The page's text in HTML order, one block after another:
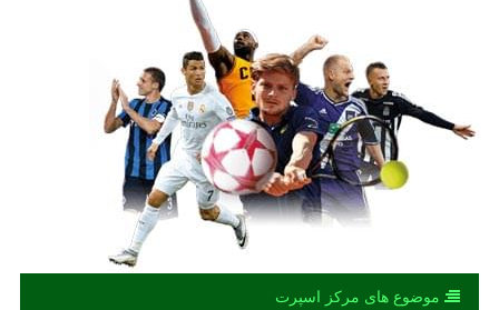
موضوع های مركز اسپرت